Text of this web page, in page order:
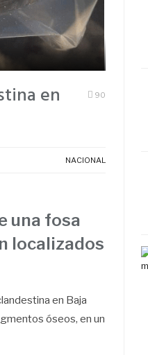
en
90
NACIONAL
una fosa
localizados
en Baja
óseos, en un